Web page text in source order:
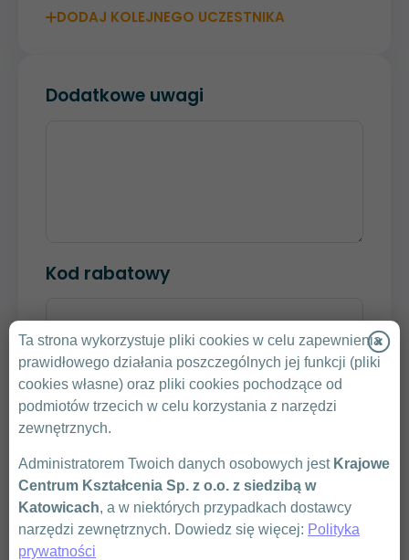
DODAJ KOLEJNEGO UCZESTNIKA
Dodatkowe uwagi
Kod rabatowy
SPRAWDŹ KOD
Klikając „Wyślij” zgadzam się na przedstawienie
przez Krajowe Centrum Kształcenia oferty
Zasady Ochrony Danych Osobowych
Warunki uczestnictwa
Ta strona wykorzystuje pliki cookies w celu zapewnienia
prawidłowego działania poszczególnych jej funkcji (pliki
cookies własne) oraz pliki cookies pochodzące od
podmiotów trzecich w celu korzystania z narzędzi
zewnętrznych.
Administratorem Twoich danych osobowych jest Krajowe
Centrum Kształcenia Sp. z o.o. z siedzibą w
Katowicach, a w niektórych przypadkach dostawcy
narzędzi zewnętrznych. Dowiedz się więcej: Polityka
prywatności